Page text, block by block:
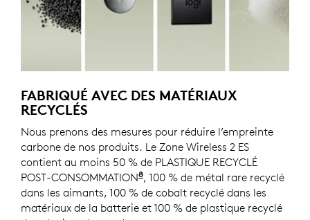
FABRIQUÉ AVEC DES MATÉRIAUX
RECYCLÉS
Nous prenons des mesures pour réduire l’empreinte
carbone de nos produits. Le Zone Wireless 2 ES
contient au moins 50 % de PLASTIQUE RECYCLÉ
POST-CONSOMMATION8Hors plastiques dans
, 100 % de métal rare recyclé
dans les aimants, 100 % de cobalt recyclé dans les
matériaux de la batterie et 100 % de plastique recyclé